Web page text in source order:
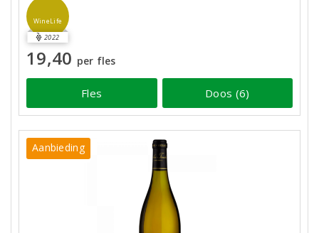
WineLife
2022
19,40 per fles
Fles Doos (6)
Aanbieding